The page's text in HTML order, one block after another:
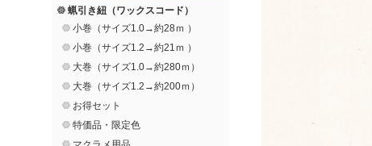
蝋引き紐（ワックスコード）
小巻（サイズ1.0→約28ｍ ）
小巻（サイズ1.2→約21ｍ ）
大巻（サイズ1.0→約280ｍ）
大巻（サイズ1.2→約200ｍ）
お得セット
特価品・限定色